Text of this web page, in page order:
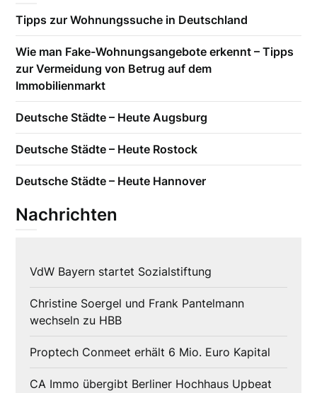
Tipps zur Wohnungssuche in Deutschland
Wie man Fake-Wohnungsangebote erkennt – Tipps
zur Vermeidung von Betrug auf dem
Immobilienmarkt
Deutsche Städte – Heute Augsburg
Deutsche Städte – Heute Rostock
Deutsche Städte – Heute Hannover
Nachrichten
VdW Bayern startet Sozialstiftung
Christine Soergel und Frank Pantelmann
wechseln zu HBB
Proptech Conmeet erhält 6 Mio. Euro Kapital
CA Immo übergibt Berliner Hochhaus Upbeat